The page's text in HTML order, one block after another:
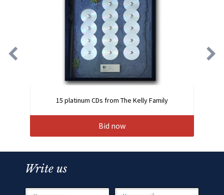
15 platinum CDs from The Kelly Family
Bid now
Write us